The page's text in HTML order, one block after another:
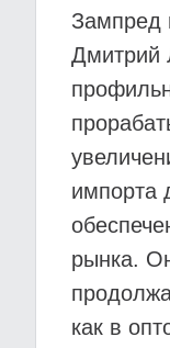
Зампред
Дмитрий
импорта
рынка.
как в